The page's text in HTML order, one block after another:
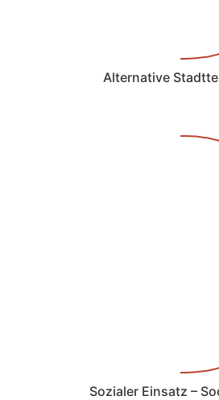
Alternative
Sozialer Einsatz –